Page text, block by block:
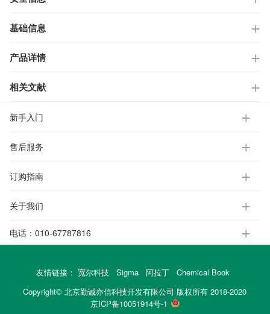
基础信息
产品详情
相关文献
新手入门
售后服务
订购指南
关于我们
电话： 010-67787816
友情链接： 宽尔科技 Sigma 阿拉丁
Chemical Book
Copyright© 北京勤诚亦信科技开发有限公司 版权所有 2018-2020
京ICP备10051914号-1